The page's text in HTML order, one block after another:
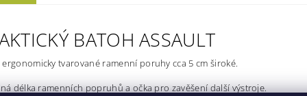
BATOH ASSAULT
tvarované ramenní poruhy cca 5 cm široké.
délka ramenních popruhů a očka pro zavěšení další výstroje.